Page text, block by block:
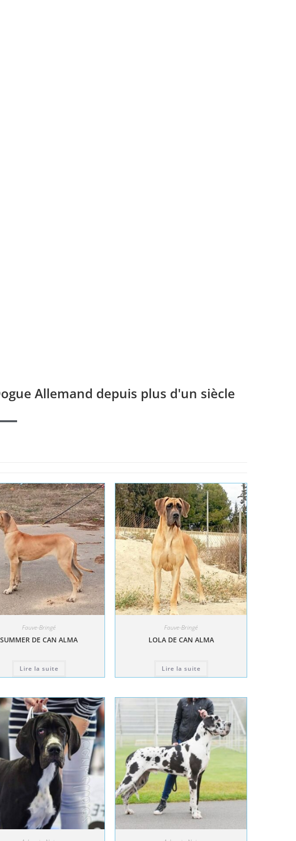
Allemand depuis plus d'un siècle
Fauve-Bringé
SUMMER DE CAN ALMA
Lire la suite
Fauve-Bringé
LOLA DE CAN ALMA
Lire la suite